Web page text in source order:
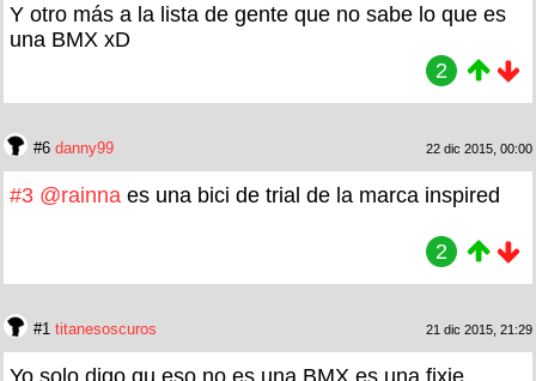
Y otro más a la lista de gente que no sabe lo que es
una BMX xD
2
#6 danny99 22 dic 2015, 00:00
#3 @rainna es una bici de trial de la marca inspired
2
#1 titanesoscuros 21 dic 2015, 21:29
Yo solo digo qu eso no es una BMX es una fixie